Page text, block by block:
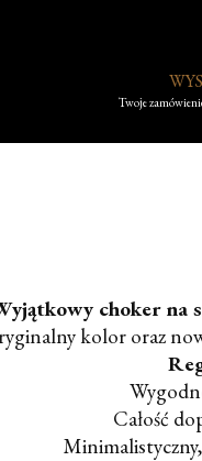
Twoje
choker na
kolor oraz
Całość